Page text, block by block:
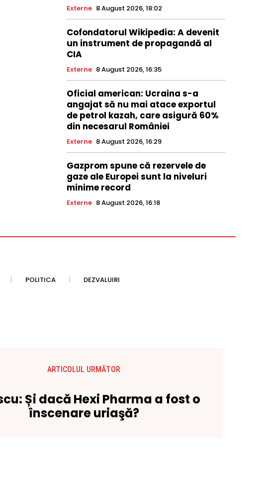
Externe 8 August 2026, 18:02
Cofondatorul Wikipedia: A devenit
un instrument de propagandă al
CIA
Externe 8 August 2026, 16:35
Oficial american: Ucraina s-a
angajat să nu mai atace exportul
de petrol kazah, care asigură 60%
din necesarul României
Externe 8 August 2026, 16:29
Gazprom spune că rezervele de
gaze ale Europei sunt la niveluri
minime record
Externe 8 August 2026, 16:18
POLITICA DEZVALUIRI
ARTICOLUL URMĂTOR
Și dacă Hexi Pharma a fost o
înscenare uriaşă?